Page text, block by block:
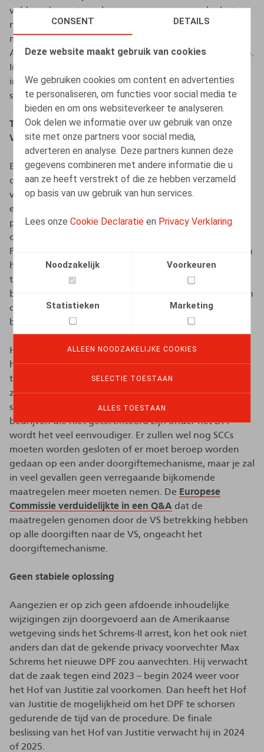
CONSENT DETAILS
Deze website maakt gebruik van cookies
We gebruiken cookies om content en advertenties
te personaliseren, om functies voor social media te
bieden en om ons websiteverkeer te analyseren.
Ook delen we informatie over uw gebruik van onze
site met onze partners voor social media,
adverteren en analyse. Deze partners kunnen deze
gegevens combineren met andere informatie die u
aan ze heeft verstrekt of die ze hebben verzameld
op basis van uw gebruik van hun services.
Lees onzeCookie Declaratie en Privacy Verklaring
Noodzakelijk Voorkeuren
Statistieken Marketing
ALLEEN NOODZAKELIJKE COOKIES
SELECTIE TOESTAAN
ALLES TOESTAAN
voldoende maatregelen waren genomen zodat het
niveau van bescherming kon worden gegarandeerd,
mocht een onderneming eindelijk gebruik maken van
Amerikaanse tools zoals Google Analytics en Mailchimp.
In de praktijk waren deze maatregelen vaak erg
inefficiënt of veel te duur, wat er toe leidde dat er
sneller voor Europese alternatieven werd gekozen.
Tijd om terug zorgeloos data te delen met de
Verenigde Staten
Een goede twee jaar na het Schrems-II arrest bereikten
de Amerikaanse president Joe Biden en de voorzitter
van de Europese Commissie Ursula von der Leyen plots
een akkoord. Dit akkoord werd verzegeld in een
presidentiële Executive Order. Vervolgens kwam er een
opvolger van het Privacyschild genaamd het Data
Privacy Framework. Amerikaanse bedrijven kunnen zich
hieronder certificeren en vallen zo binnen het
toepassingsgebied van het adequaatheidsbesluit. Voor
bedrijven die in het verleden reeds gecertificeerd waren
onder het Privacyschild was de overgang overigens
bijzonder eenvoudig.
Het grote gevolg van dit adequaatheidsbesluit is dat
het nu weer veel eenvoudiger is om Amerikaanse tools
te gebruiken. Want voor organisaties die gecertificeerd
zijn onder het DPF moet je namelijk geen SCCs meer
sluiten en bijkomende maatregelen nemen. Ook voor
bedrijven die niet gecertificeerd zijn onder het DPF
wordt het veel eenvoudiger. Er zullen wel nog SCCs
moeten worden gesloten of er moet beroep worden
gedaan op een ander doorgiftemechanisme, maar je zal
in veel gevallen geen verregaande bijkomende
maatregelen meer moeten nemen. De Europese
Commissie verduidelijkte in een Q&A dat de
maatregelen genomen door de VS betrekking hebben
op alle doorgiften naar de VS, ongeacht het
doorgiftemechanisme.
Geen stabiele oplossing
Aangezien er op zich geen afdoende inhoudelijke
wijzigingen zijn doorgevoerd aan de Amerikaanse
wetgeving sinds het Schrems-II arrest, kon het ook niet
anders dan dat de gekende privacy voorvechter Max
Schrems het nieuwe DPF zou aanvechten. Hij verwacht
dat de zaak tegen eind 2023 – begin 2024 weer voor
het Hof van Justitie zal voorkomen. Dan heeft het Hof
van Justitie de mogelijkheid om het DPF te schorsen
gedurende de tijd van de procedure. De finale
beslissing van het Hof van Justitie verwacht hij in 2024
of 2025.